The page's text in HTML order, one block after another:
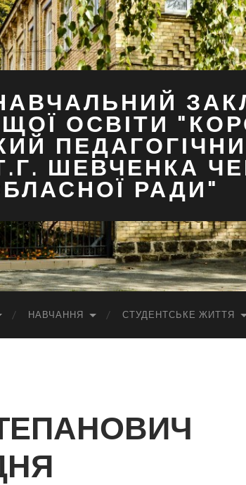
ОСВІТИ
ШЕВЧЕНКА
РАДИ"
НАВЧАННЯ СТУДЕНТСЬКЕ ЖИТТЯ